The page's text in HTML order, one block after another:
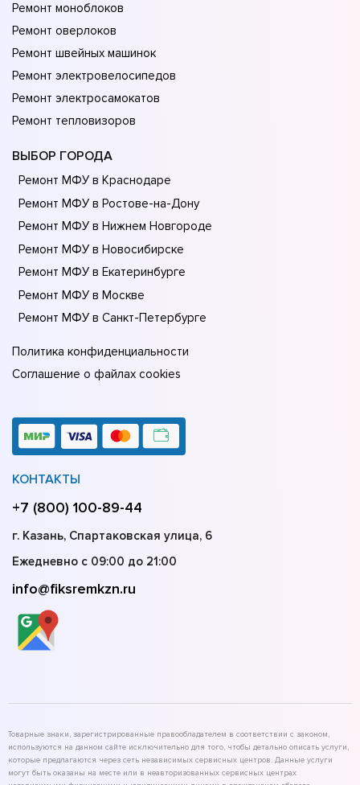
Ремонт моноблоков
Ремонт оверлоков
Ремонт швейных машинок
Ремонт электровелосипедов
Ремонт электросамокатов
Ремонт тепловизоров
ВЫБОР ГОРОДА
Ремонт МФУ в Краснодаре
Ремонт МФУ в Ростове-на-Донy
Ремонт МФУ в Нижнем Новгороде
Ремонт МФУ в Новосибирске
Ремонт МФУ в Екатеринбурге
Ремонт МФУ в Москве
Ремонт МФУ в Санкт-Петербурге
Политика конфиденциальности
Соглашение о файлах cookies
КОНТАКТЫ
+7 (800) 100-89-44
г. Казань, Спартаковская улица, 6
Ежедневно с 09:00 до 21:00
info@fiksremkzn.ru
Товарные знаки, зарегистрированные правообладателем в соответствии с законом,
используются на данном сайте исключительно для того, чтобы детально описать услуги,
которые предлагаются через сеть независимых сервисных центров. Данные услуги
могут быть оказаны на месте или в неавторизованных сервисных центрах